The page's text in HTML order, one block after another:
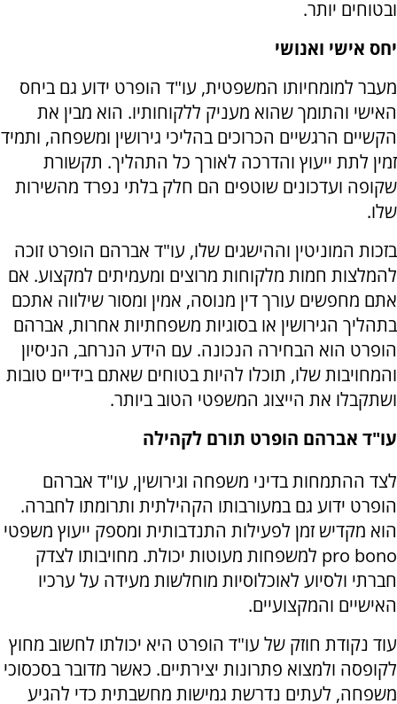
ובטוחים יותר.
יחס אישי ואנושי
מעבר למומחיותו המשפטית, עו"ד הופרט ידוע גם ביחס
האישי והתומך שהוא מעניק ללקוחותיו. הוא מבין את
הקשיים הרגשיים הכרוכים בהליכי גירושין ומשפחה, ותמיד
זמין לתת ייעוץ והדרכה לאורך כל התהליך. תקשורת
שקופה ועדכונים שוטפים הם חלק בלתי נפרד מהשירות
שלו.
בזכות המוניטין וההישגים שלו, עו"ד אברהם הופרט זוכה
להמלצות חמות מלקוחות מרוצים ומעמיתים למקצוע. אם
אתם מחפשים עורך דין מנוסה, אמין ומסור שילווה אתכם
בתהליך הגירושין או בסוגיות משפחתיות אחרות, אברהם
הופרט הוא הבחירה הנכונה. עם הידע הנרחב, הניסיון
והמחויבות שלו, תוכלו להיות בטוחים שאתם בידיים טובות
ושתקבלו את הייצוג המשפטי הטוב ביותר.
עו"ד אברהם הופרט תורם לקהילה
לצד ההתמחות בדיני משפחה וגירושין, עו"ד אברהם
הופרט ידוע גם במעורבותו הקהילתית ותרומתו לחברה.
הוא מקדיש זמן לפעילות התנדבותית ומספק ייעוץ משפטי
pro bono למשפחות מעוטות יכולת. מחויבותו לצדק
חברתי ולסיוע לאוכלוסיות מוחלשות מעידה על ערכיו
האישיים והמקצועיים.
עוד נקודת חוזק של עו"ד הופרט היא יכולתו לחשוב מחוץ
לקופסה ולמצוא פתרונות יצירתיים. כאשר מדובר בסכסוכי
משפחה, לעתים נדרשת גמישות מחשבתית כדי להגיע